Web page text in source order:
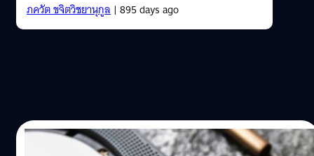
ภควัต ขจิตวิชยานุกูล| 895 days ago
24/01/2019